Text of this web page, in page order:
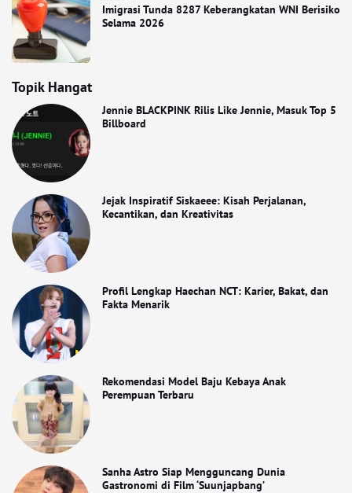
Imigrasi Tunda 8287 Keberangkatan WNI Berisiko
Selama 2026
Topik Hangat
Jennie BLACKPINK Rilis Like Jennie, Masuk Top 5
Billboard
Jejak Inspiratif Siskaeee: Kisah Perjalanan,
Kecantikan, dan Kreativitas
Profil Lengkap Haechan NCT: Karier, Bakat, dan
Fakta Menarik
Rekomendasi Model Baju Kebaya Anak
Perempuan Terbaru
Sanha Astro Siap Mengguncang Dunia
Gastronomi di Film ‘Suunjapbang’